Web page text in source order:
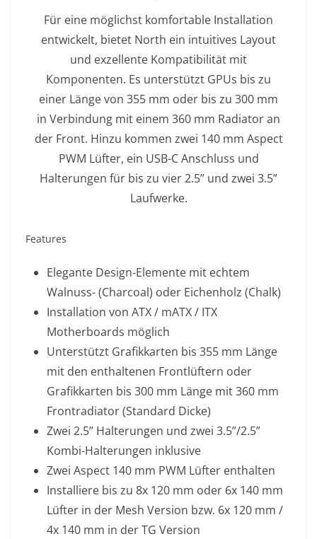
Für eine möglichst komfortable Installation
entwickelt, bietet North ein intuitives Layout
und exzellente Kompatibilität mit
Komponenten. Es unterstützt GPUs bis zu
einer Länge von 355 mm oder bis zu 300 mm
in Verbindung mit einem 360 mm Radiator an
der Front. Hinzu kommen zwei 140 mm Aspect
PWM Lüfter, ein USB-C Anschluss und
Halterungen für bis zu vier 2.5” und zwei 3.5”
Laufwerke.
Features
Elegante Design-Elemente mit echtem
Walnuss- (Charcoal) oder Eichenholz (Chalk)
Installation von ATX / mATX / ITX
Motherboards möglich
Unterstützt Grafikkarten bis 355 mm Länge
mit den enthaltenen Frontlüftern oder
Grafikkarten bis 300 mm Länge mit 360 mm
Frontradiator (Standard Dicke)
Zwei 2.5” Halterungen und zwei 3.5”/2.5”
Kombi-Halterungen inklusive
Zwei Aspect 140 mm PWM Lüfter enthalten
Installiere bis zu 8x 120 mm oder 6x 140 mm
Lüfter in der Mesh Version bzw. 6x 120 mm /
4x 140 mm in der TG Version